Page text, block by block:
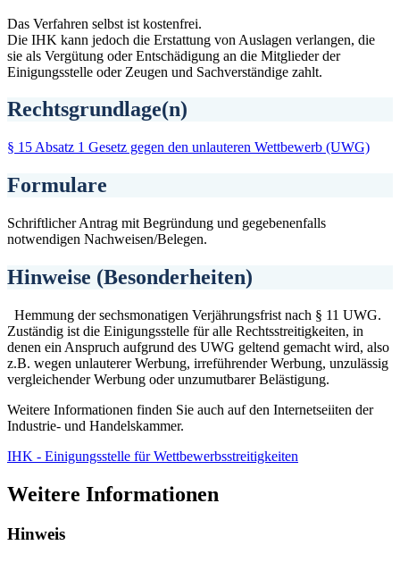
Das Verfahren selbst ist kostenfrei.
Die IHK kann jedoch die Erstattung von Auslagen verlangen, die
sie als Vergütung oder Entschädigung an die Mitglieder der
Einigungsstelle oder Zeugen und Sachverständige zahlt.
Rechtsgrundlage(n)
§ 15 Absatz 1 Gesetz gegen den unlauteren Wettbewerb (UWG)
Formulare
Schriftlicher Antrag mit Begründung und gegebenenfalls
notwendigen Nachweisen/Belegen.
Hinweise (Besonderheiten)
Hemmung der sechsmonatigen Verjährungsfrist nach § 11 UWG.
Zuständig ist die Einigungsstelle für alle Rechtsstreitigkeiten, in
denen ein Anspruch aufgrund des UWG geltend gemacht wird, also
z.B. wegen unlauterer Werbung, irreführender Werbung, unzulässig
vergleichender Werbung oder unzumutbarer Belästigung.
Weitere Informationen finden Sie auch auf den Internetseiiten der
Industrie- und Handelskammer.
IHK - Einigungsstelle für Wettbewerbsstreitigkeiten
Weitere Informationen
Hinweis